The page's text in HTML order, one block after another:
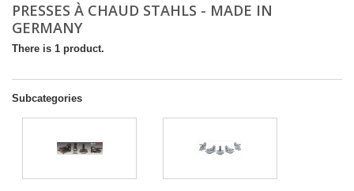
PRESSES À CHAUD STAHLS - MADE IN
GERMANY
There is 1 product.
Subcategories